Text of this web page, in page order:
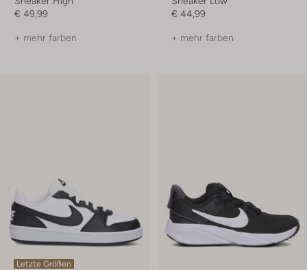
€ 49,99
+ mehr farben
€ 44,99
+ mehr farben
Letzte Größen